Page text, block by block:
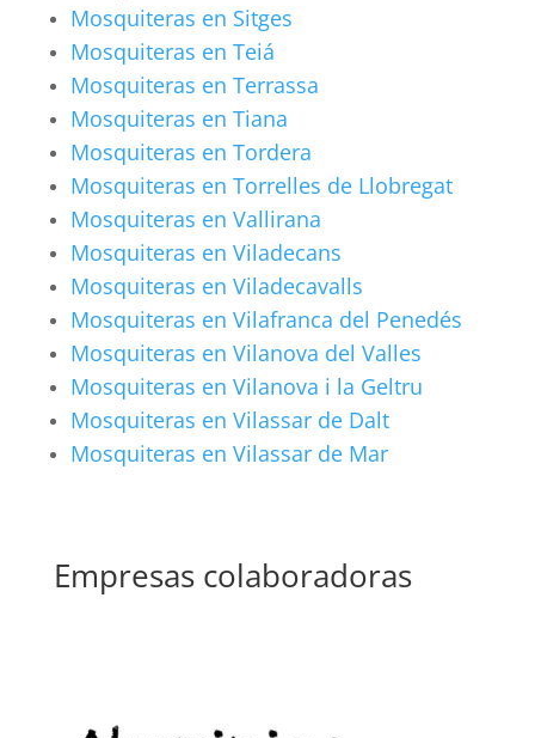
Mosquiteras en Sitges
Mosquiteras en Teiá
Mosquiteras en Terrassa
Mosquiteras en Tiana
Mosquiteras en Tordera
Mosquiteras en Torrelles de Llobregat
Mosquiteras en Vallirana
Mosquiteras en Viladecans
Mosquiteras en Viladecavalls
Mosquiteras en Vilafranca del Penedés
Mosquiteras en Vilanova del Valles
Mosquiteras en Vilanova i la Geltru
Mosquiteras en Vilassar de Dalt
Mosquiteras en Vilassar de Mar
Empresas colaboradoras